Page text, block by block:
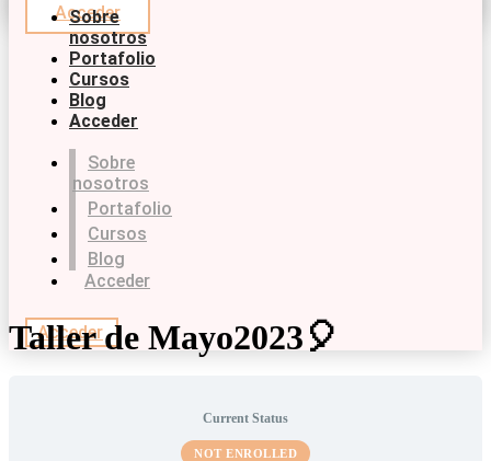
Acceder
Sobre
nosotros
Portafolio
Cursos
Blog
Acceder
Sobre
nosotros
Portafolio
Cursos
Blog
Acceder
Acceder
Taller de Mayo2023🎈
Current Status
NOT ENROLLED